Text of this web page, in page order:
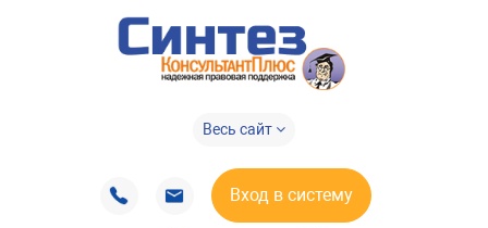
Весь сайт
Вход в систему